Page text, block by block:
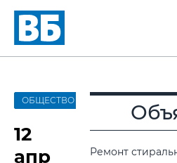
ОБЩЕСТВО
12
апр
Ремонт